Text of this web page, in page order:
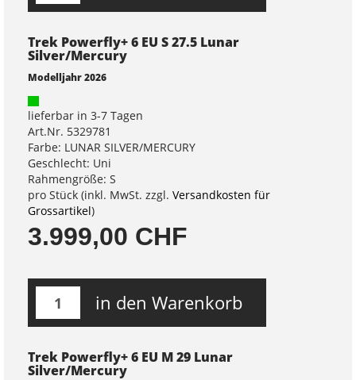
Trek Powerfly+ 6 EU S 27.5 Lunar
Silver/Mercury
Modelljahr 2026
lieferbar in 3-7 Tagen
Art.Nr. 5329781
Farbe: LUNAR SILVER/MERCURY
Geschlecht: Uni
Rahmengröße: S
pro Stück (inkl. MwSt. zzgl. Versandkosten für
Grossartikel)
3.999,00 CHF
in den Warenkorb
Trek Powerfly+ 6 EU M 29 Lunar
Silver/Mercury